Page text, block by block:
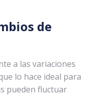
de
a las variaciones
lo hace ideal para
pueden fluctuar